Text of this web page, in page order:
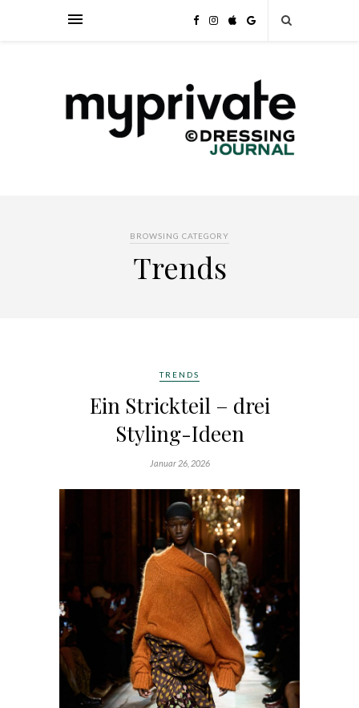
BROWSING CATEGORY
Trends
TRENDS
Ein Strickteil – drei
Styling-Ideen
Januar 26, 2026